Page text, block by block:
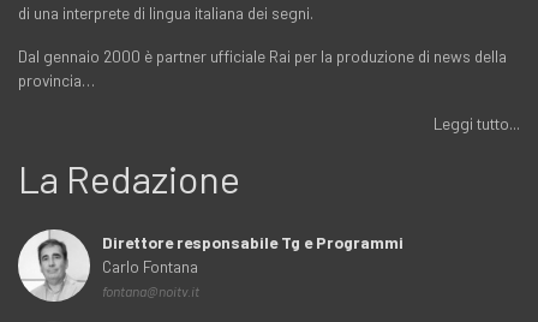
di una interprete di lingua italiana dei segni.
Dal gennaio 2000 è partner ufficiale Rai per la produzione di news della
provincia…
Leggi tutto...
La Redazione
Direttore responsabile Tg e Programmi
Carlo Fontana
fontana@noitv.it